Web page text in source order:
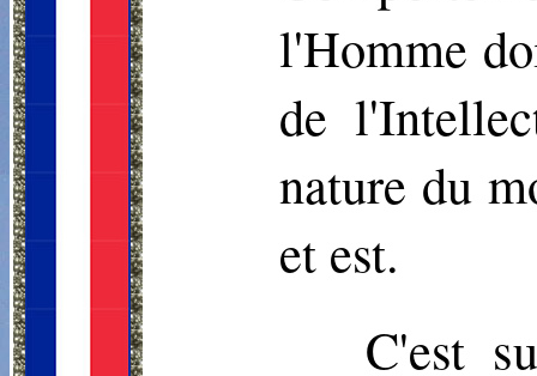
l'Homme
de
nature du
et est.
C'est